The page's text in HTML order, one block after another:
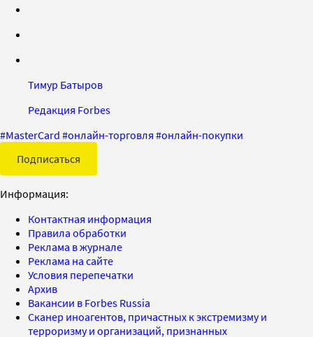
Тимур Батыров
Редакция Forbes
#MasterCard #онлайн-торговля #онлайн-покупки
Подписаться
Информация:
Контактная информация
Правила обработки
Реклама в журнале
Реклама на сайте
Условия перепечатки
Архив
Вакансии в Forbes Russia
Сканер иноагентов, причастных к экстремизму и
терроризму и организаций, признанных